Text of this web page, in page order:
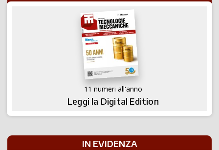
11 numeri all'anno
Leggi la Digital Edition
IN EVIDENZA